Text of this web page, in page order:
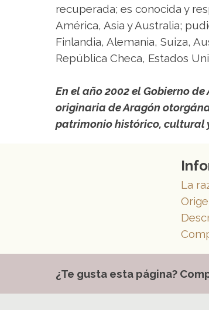
recuperada; es conocida y
América, Asia y Australia;
Finlandia, Alemania, Suiza,
República Checa, Estados
En el año 2002 el Gobierno
originaria de Aragón
patrimonio histórico, cultural
La
¿Te gusta esta página?